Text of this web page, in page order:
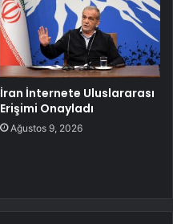
İran İnternete Uluslararası
Erişimi Onayladı
Ağustos 9, 2026